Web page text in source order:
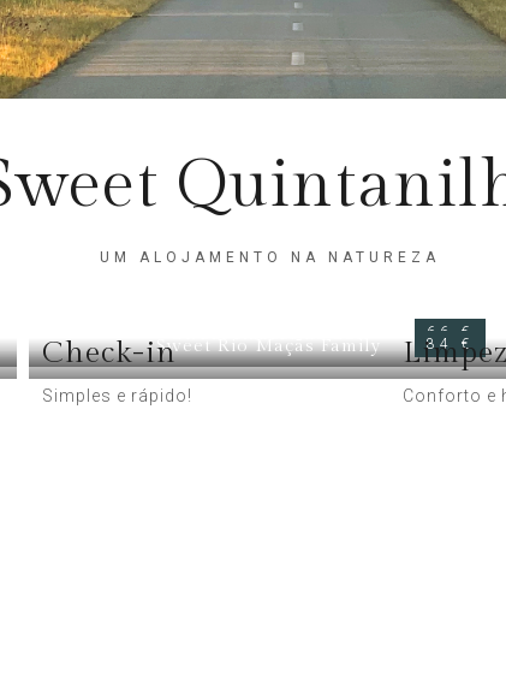
UM ALOJAMENTO NA NATUREZA
66 €
84 €
Sweet Rio Maçãs Family
Check-in
Simples e rápido! Conforto e